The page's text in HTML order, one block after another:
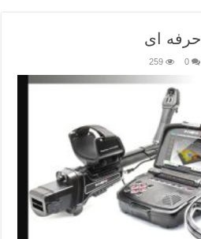
ای
0
259